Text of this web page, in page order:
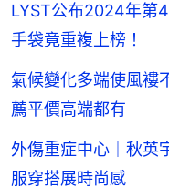
LYST公布2024年第
手袋竟重複上榜！
氣候變化多端使風褸
薦平價高端都有
外傷重症中心｜秋英
服穿搭展時尚感